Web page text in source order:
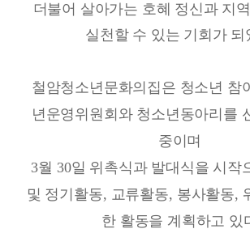
더불어 살아가는 호혜 정신과 지
실천할 수 있는 기회가 되
철암청소년문화의집은 청소년 참
년운영위원회와 청소년동아리를
중이며
3월 30일 위촉식과 발대식을 시작
및 정기활동, 교류활동, 봉사활동,
한 활동을 계획하고 있